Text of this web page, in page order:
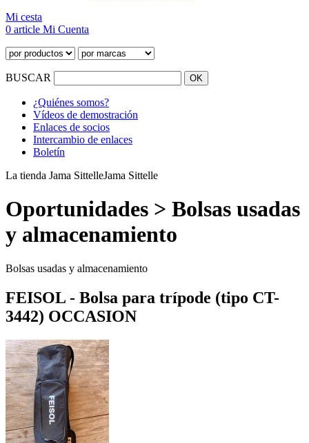
Mi cesta
0 article Mi Cuenta
BUSCAR
¿Quiénes somos?
Vídeos de demostración
Enlaces de socios
Intercambio de enlaces
Boletín
La tienda Jama SittelleJama Sittelle
Oportunidades > Bolsas usadas
y almacenamiento
Bolsas usadas y almacenamiento
FEISOL - Bolsa para trípode (tipo CT-
3442) OCCASION